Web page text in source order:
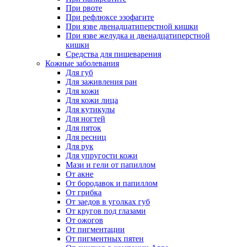
При рвоте
При рефлюксе эзофагите
При язве двенадцатиперстной кишки
При язве желудка и двенадцатиперстной
кишки
Средства для пищеварения
Кожные заболевания
Для губ
Для заживления ран
Для кожи
Для кожи лица
Для кутикулы
Для ногтей
Для пяток
Для ресниц
Для рук
Для упругости кожи
Мази и гели от папиллом
От акне
От бородавок и папиллом
От грибка
От заедов в уголках губ
От кругов под глазами
От ожогов
От пигментации
От пигментных пятен